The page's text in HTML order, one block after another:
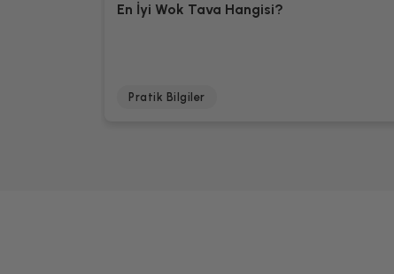
En İyi Wok Tava Hangisi?
Pratik Bilgiler